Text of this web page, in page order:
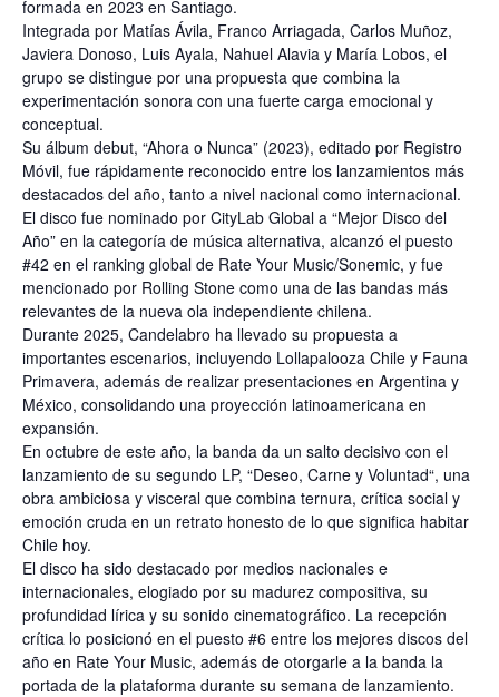
formada en 2023 en Santiago.
Integrada por Matías Ávila, Franco Arriagada, Carlos Muñoz,
Javiera Donoso, Luis Ayala, Nahuel Alavia y María Lobos, el
grupo se distingue por una propuesta que combina la
experimentación sonora con una fuerte carga emocional y
conceptual.
Su álbum debut, “Ahora o Nunca” (2023), editado por Registro
Móvil, fue rápidamente reconocido entre los lanzamientos más
destacados del año, tanto a nivel nacional como internacional.
El disco fue nominado por CityLab Global a “Mejor Disco del
Año” en la categoría de música alternativa, alcanzó el puesto
#42 en el ranking global de Rate Your Music/Sonemic, y fue
mencionado por Rolling Stone como una de las bandas más
relevantes de la nueva ola independiente chilena.
Durante 2025, Candelabro ha llevado su propuesta a
importantes escenarios, incluyendo Lollapalooza Chile y Fauna
Primavera, además de realizar presentaciones en Argentina y
México, consolidando una proyección latinoamericana en
expansión.
En octubre de este año, la banda da un salto decisivo con el
lanzamiento de su segundo LP, “Deseo, Carne y Voluntad“, una
obra ambiciosa y visceral que combina ternura, crítica social y
emoción cruda en un retrato honesto de lo que significa habitar
Chile hoy.
El disco ha sido destacado por medios nacionales e
internacionales, elogiado por su madurez compositiva, su
profundidad lírica y su sonido cinematográfico. La recepción
crítica lo posicionó en el puesto #6 entre los mejores discos del
año en Rate Your Music, además de otorgarle a la banda la
portada de la plataforma durante su semana de lanzamiento.